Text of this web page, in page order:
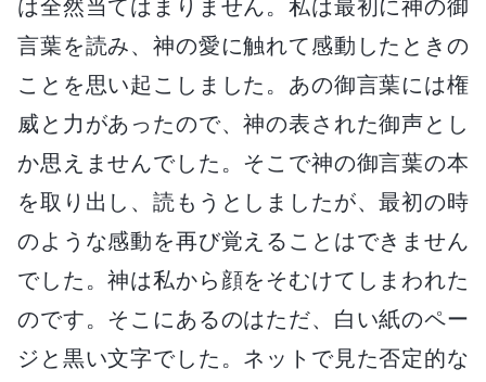
は全然当てはまりません。私は最初に神の御
言葉を読み、神の愛に触れて感動したときの
ことを思い起こしました。あの御言葉には権
威と力があったので、神の表された御声とし
か思えませんでした。そこで神の御言葉の本
を取り出し、読もうとしましたが、最初の時
のような感動を再び覚えることはできません
でした。神は私から顔をそむけてしまわれた
のです。そこにあるのはただ、白い紙のペー
ジと黒い文字でした。ネットで見た否定的な